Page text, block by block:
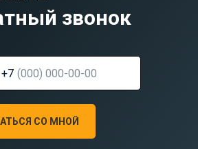
звонок
+7
СО МНОЙ